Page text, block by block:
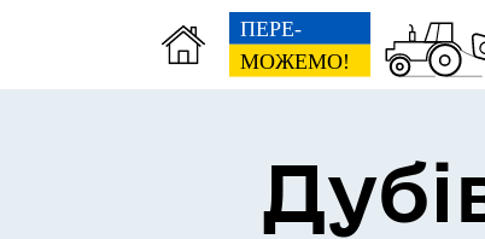
Проєкт “SAFE AND
PROTECTED”: Спільна безпека
без кордонів!